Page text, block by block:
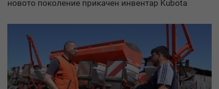
новото поколение прикачен инвентар Kubota